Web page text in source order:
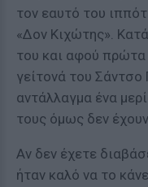
τον εαυτό του
«Δον Κιχώτης».
του και αφού πρώτα
γείτονά του
αντάλλαγμα ένα
τους όμως δεν
Αν δεν έχετε
ήταν καλό να το